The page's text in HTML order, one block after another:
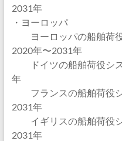
2031年
・ヨーロッパ
ヨーロッパの船舶荷役
2020年〜2031年
ドイツの船舶荷役シス
年
フランスの船舶荷役シ
2031年
イギリスの船舶荷役シ
2031年